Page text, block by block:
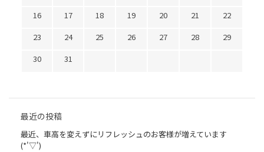
16
17 18 19 20 21
22
23
24 25 26 27 28
29
30
31
最近の投稿
最近、車高を変えずにリフレッシュのお客様が増えています
(*'▽')